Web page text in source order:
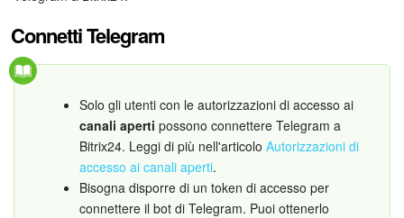
Webmail
Gruppi di lavoro
Incarichi e progetti
Progetti IA
CRM
Connetti Telegram
Solo gli utenti con le autorizzazioni di accesso ai
canali aperti possono connettere Telegram a
Bitrix24. Leggi di più nell'articolo Autorizzazioni di
accesso ai canali aperti.
Bisogna disporre di un token di accesso per
connettere il bot di Telegram. Puoi ottenerlo